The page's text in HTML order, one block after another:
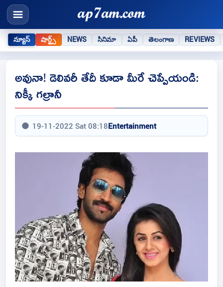
న్యూస్ షార్ట్స్ NEWS సినిమా ఏపీ తెలంగాణ REVIEWS
అవునా! డెలివరీ తేదీ కూడా మీరే చెప్పేయండి:
నిక్కీ గల్రానీ
19-11-2022 Sat 08:18Entertainment